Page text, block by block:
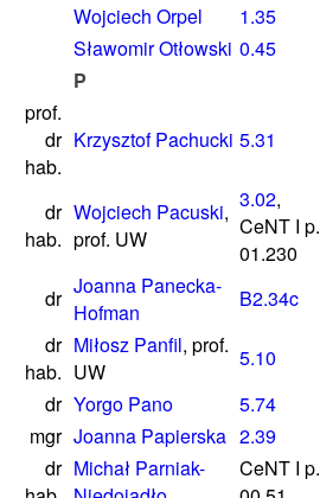
Wojciech Orpel
1.35
Sławomir Otłowski 0.45
P
prof.
dr
hab.
Krzysztof Pachucki 5.31
dr
hab.
Wojciech Pacuski,
prof. UW
3.02,
CeNT I p.
01.230
dr Joanna Panecka-
Hofman
B2.34c
dr
hab.
Miłosz Panfil, prof.
UW
5.10
dr Yorgo Pano 5.74
mgr Joanna Papierska 2.39
dr Michał Parniak-
CeNT I p.